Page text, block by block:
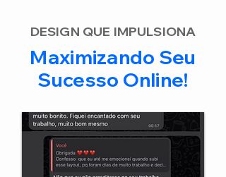
DESIGN QUE IMPULSIONA
Maximizando Seu
Sucesso Online!